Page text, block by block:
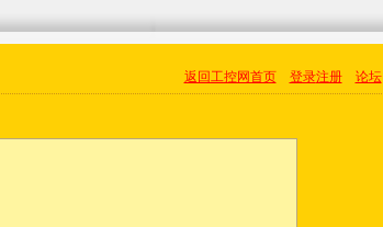
返回工控网首页 登录注册 论坛